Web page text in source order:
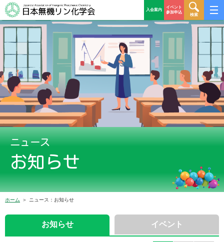
入会案内
イベント
参加申込
検索
ニュース
お知らせ
ホーム ニュース：お知らせ
お知らせ イベント